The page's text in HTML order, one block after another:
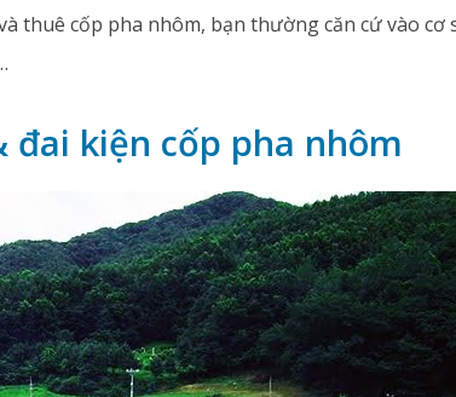
thuê cốp pha nhôm, bạn thường căn cứ vào cơ
kiện cốp pha nhôm